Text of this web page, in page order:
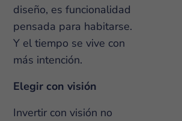
diseño, es funcionalidad
pensada para habitarse.
Y el tiempo se vive con
más intención.
Elegir con visión
Invertir con visión no